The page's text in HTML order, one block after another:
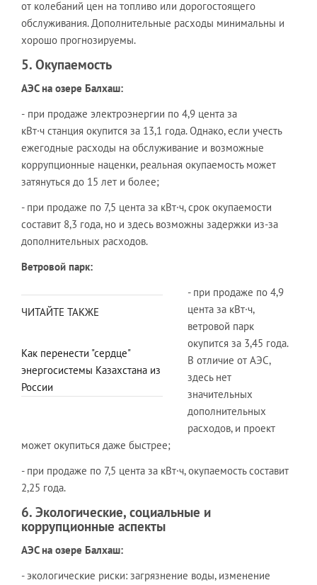
от колебаний цен на топливо или дорогостоящего
обслуживания. Дополнительные расходы минимальны и
хорошо прогнозируемы.
5. Окупаемость
АЭС на озере Балхаш:
- при продаже электроэнергии по 4,9 цента за
кВт·ч станция окупится за 13,1 года. Однако, если учесть
ежегодные расходы на обслуживание и возможные
коррупционные наценки, реальная окупаемость может
затянуться до 15 лет и более;
- при продаже по 7,5 цента за кВт·ч, срок окупаемости
составит 8,3 года, но и здесь возможны задержки из-за
дополнительных расходов.
Ветровой парк:
ЧИТАЙТЕ ТАКЖЕ
Как перенести "сердце"
энергосистемы Казахстана из
России
- при продаже по 4,9
цента за кВт·ч,
ветровой парк
окупится за 3,45 года.
В отличие от АЭС,
здесь нет
значительных
дополнительных
расходов, и проект
может окупиться даже быстрее;
- при продаже по 7,5 цента за кВт·ч, окупаемость составит
2,25 года.
6. Экологические, социальные и
коррупционные аспекты
АЭС на озере Балхаш:
- экологические риски: загрязнение воды, изменение